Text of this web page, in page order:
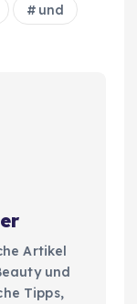
und
Artikel
und
Tipps,